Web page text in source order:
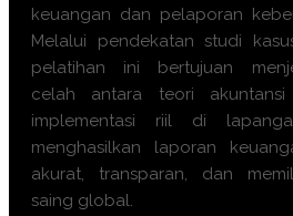
keuangan dan pelaporan
Melalui pendekatan studi
pelatihan ini bertujuan
celah antara teori akuntansi
implementasi riil di
menghasilkan laporan
akurat, transparan, dan
saing global.